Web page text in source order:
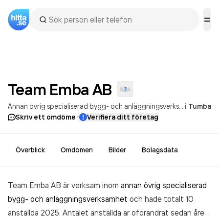
Team Emba AB
i Tumba
Skriv ett omdöme· Verifiera ditt företag
Överblick Omdömen Bilder Bolagsdata
Team Emba AB är verksam inom annan övrig specialiserad
bygg- och anläggningsverksamhet och hade totalt 10
anställda 2025. Antalet anställda är oförändrat sedan året